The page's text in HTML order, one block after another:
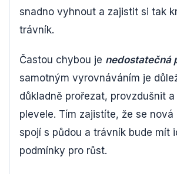
snadno vyhnout a zajistit si tak
trávník.
Častou chybou je nedostatečná
samotným vyrovnáváním je
důkladně prořezat, provzdušnit
plevele. Tím zajistíte, že se nová
spojí s půdou a trávník bude mít
podmínky pro růst.